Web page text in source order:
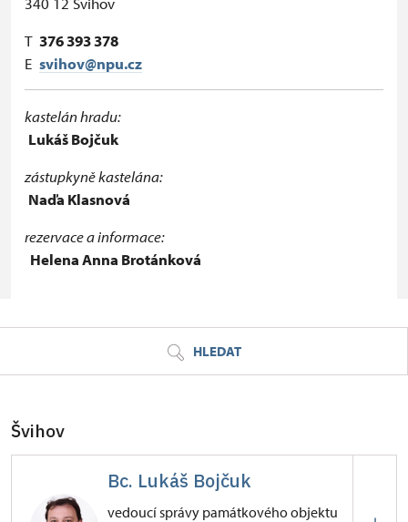
T 376 393 378
E svihov@npu.cz
kastelán hradu:
Lukáš Bojčuk
zástupkyně kastelána:
Naďa Klasnová
rezervace a informace:
Helena Anna Brotánková
HLEDAT
Švihov
Bc. Lukáš Bojčuk
vedoucí správy památkového objektu